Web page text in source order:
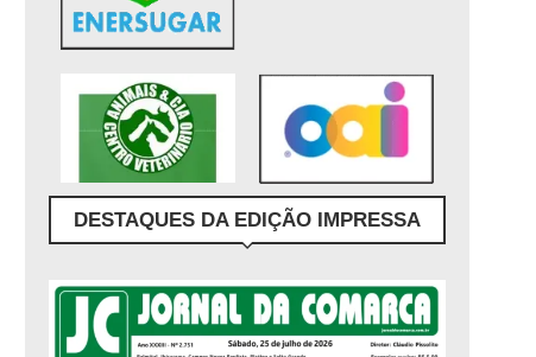
DESTAQUES DA EDIÇÃO IMPRESSA